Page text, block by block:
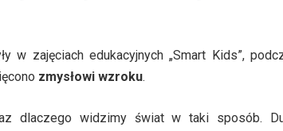
zajęciach edukacyjnych „Smart Kids”,
zmysłowi wzroku.
dlaczego widzimy świat w taki sposób.